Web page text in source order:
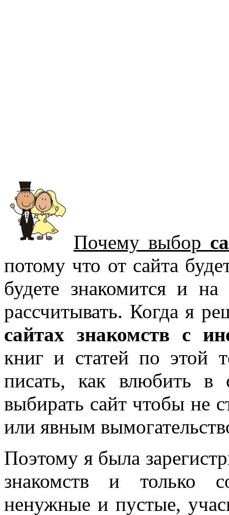
Почему выбор
потому что от сайта
будете знакомится и
рассчитывать. Когда я
сайтах знакомств с
книг и статей по этой
писать, как влюбить
выбирать сайт чтобы не
или явным
Поэтому я была
знакомств и только
ненужные и пустые,